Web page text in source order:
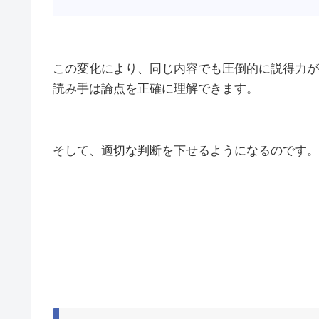
この変化により、同じ内容でも圧倒的に説得力が
読み手は論点を正確に理解できます。
そして、適切な判断を下せるようになるのです。